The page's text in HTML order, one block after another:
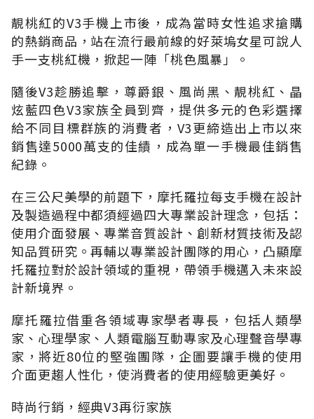
靚桃紅的V3手機上市後，成為當時女性追求搶購
的熱銷商品，站在流行最前線的好萊塢女星可說人
手一支桃紅機，掀起一陣「桃色風暴」。
隨後V3趁勝追擊，尊爵銀、風尚黑、靚桃紅、晶
炫藍四色V3家族全員到齊，提供多元的色彩選擇
給不同目標群族的消費者，V3更締造出上市以來
銷售達5000萬支的佳績，成為單一手機最佳銷售
紀錄。
在三公尺美學的前題下，摩托羅拉每支手機在設計
及製造過程中都須經過四大專業設計理念，包括：
使用介面發展、專業音質設計、創新材質技術及認
知品質研究。再輔以專業設計團隊的用心，凸顯摩
托羅拉對於設計領域的重視，帶領手機邁入未來設
計新境界。
摩托羅拉借重各領域專家學者專長，包括人類學
家、心理學家、人類電腦互動專家及心理聲音學專
家，將近80位的堅強團隊，企圖要讓手機的使用
介面更趨人性化，使消費者的使用經驗更美好。
時尚行銷，經典V3再衍家族